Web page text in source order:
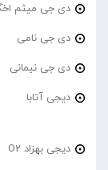
دی جی میثم
دی جی نامی
دی جی نیمانی
دیجی آتابا
دیجی بهزاد O2